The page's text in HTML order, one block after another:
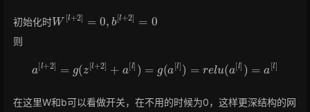
初始化时
W[l +2 0, b [l +2 0
则
a[l+ g z[l+ a[l ( a[l] u a l]) ]
在这里W和b可以看做开关，在不用的时候为0，这样更深结构的网